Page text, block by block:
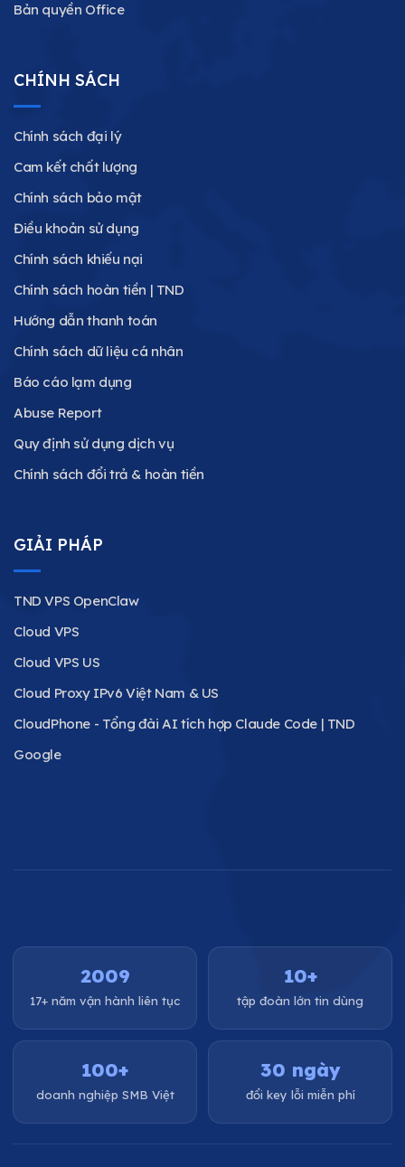
Bản quyền Office
CHÍNH SÁCH
Chính sách đại lý
Cam kết chất lượng
Chính sách bảo mật
Điều khoản sử dụng
Chính sách khiếu nại
Chính sách hoàn tiền | TND
Hướng dẫn thanh toán
Chính sách dữ liệu cá nhân
Báo cáo lạm dụng
Abuse Report
Quy định sử dụng dịch vụ
Chính sách đổi trả & hoàn tiền
GIẢI PHÁP
TND VPS OpenClaw
Cloud VPS
Cloud VPS US
Cloud Proxy IPv6 Việt Nam & US
CloudPhone - Tổng đài AI tích hợp Claude Code | TND
Google
2009
17+ năm vận hành liên tục
10+
tập đoàn lớn tin dùng
100+
doanh nghiệp SMB Việt
30 ngày
đổi key lỗi miễn phí